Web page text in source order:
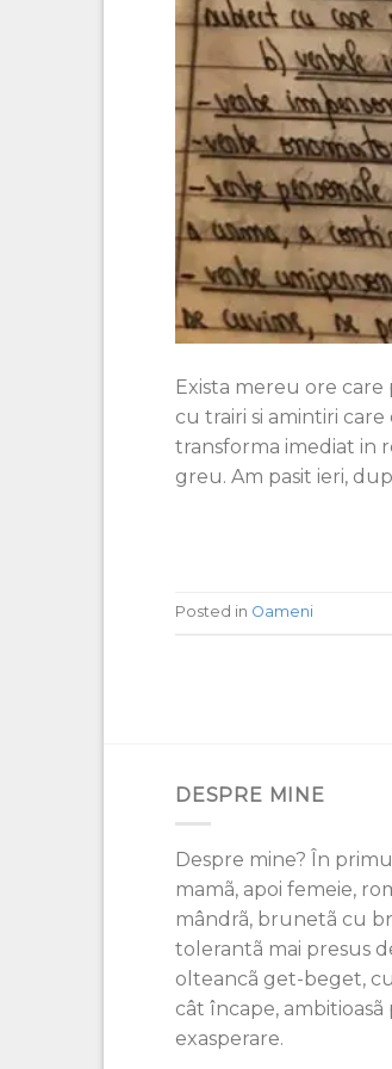
Exista mereu ore
cu trairi si amintiri
transforma imediat in
greu. Am pasit ieri,
Posted in Oameni
DESPRE MINE
Despre mine? În
mamã, apoi femeie,
mândrã, brunetã cu
tolerantã mai presus
olteancã get-beget,
cât încape, ambitioasã
exasperare.